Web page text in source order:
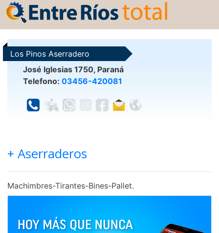
Los Pinos Aserradero
José Iglesias 1750, Paraná
Telefono: 03456-420081
+ Aserraderos
Machimbres-Tirantes-Bines-Pallet.